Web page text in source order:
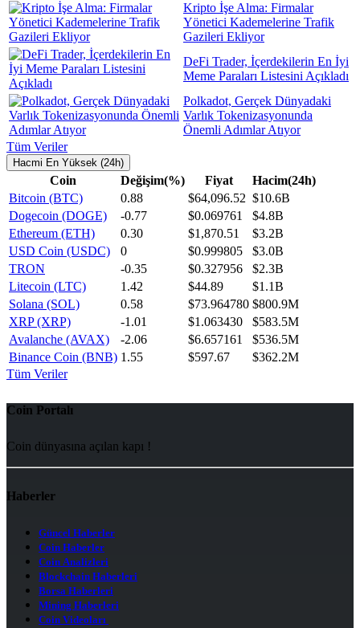
Kripto İşe Alma: Firmalar
Yönetici Kademelerine Trafik
Gazileri Ekliyor
DeFi Trader, İçerdekilerin En İyi
Meme Paraları Listesini Açıkladı
Polkadot, Gerçek Dünyadaki
Varlık Tokenizasyonunda
Önemli Adımlar Atıyor
Tüm Veriler
Hacmi En Yüksek (24h)
Coin Değişim(%) Fiyat
Hacim(24h)
Bitcoin (BTC)
0.88 $64,096.52 $10.6B
Dogecoin (DOGE)
-0.77 $0.069761
$4.8B
Ethereum (ETH)
0.30 $1,870.51
$3.2B
USD Coin (USDC)
0 $0.999805
$3.0B
TRON
-0.35 $0.327956
$2.3B
Litecoin (LTC)
1.42 $44.89
$1.1B
Solana (SOL)
0.58 $73.964780 $800.9M
XRP (XRP)
-1.01 $1.063430
$583.5M
Avalanche (AVAX)
-2.06 $6.657161
$536.5M
Binance Coin (BNB) 1.55 $597.67
$362.2M
Tüm Veriler
Coin Portalı
Coin dünyasına açılan kapı !
Haberler
Güncel Haberler
Coin Haberler
Coin Analizleri
Blockchain Haberleri
Borsa Haberleri
Mining Haberleri
Coin Videoları